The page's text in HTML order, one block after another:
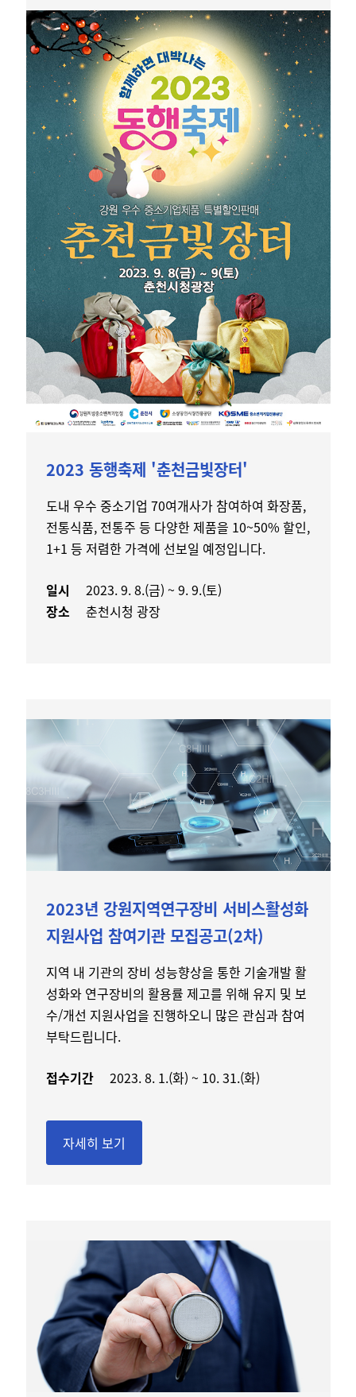
2023 동행축제 '춘천금빛장터'
도내 우수 중소기업 70여개사가 참여하여 화장품,
전통식품, 전통주 등 다양한 제품을 10~50% 할인,
1+1 등 저렴한 가격에 선보일 예정입니다.
일시 2023. 9. 8.(금) ~ 9. 9.(토)
장소 춘천시청 광장
2023년 강원지역연구장비 서비스활성화
지원사업 참여기관 모집공고(2차)
지역 내 기관의 장비 성능향상을 통한 기술개발 활
성화와 연구장비의 활용률 제고를 위해 유지 및 보
수/개선 지원사업을 진행하오니 많은 관심과 참여
부탁드립니다.
접수기간 2023. 8. 1.(화) ~ 10. 31.(화)
자세히 보기